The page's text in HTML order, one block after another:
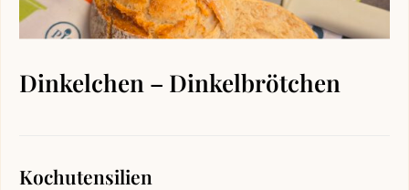
Dinkelchen – Dinkelbrötchen
Kochutensilien